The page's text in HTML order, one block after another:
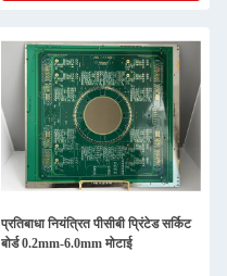
प्रतिबाधा नियंत्रित पीसीबी प्रिंटेड सर्किट
बोर्ड 0.2mm-6.0mm मोटाई